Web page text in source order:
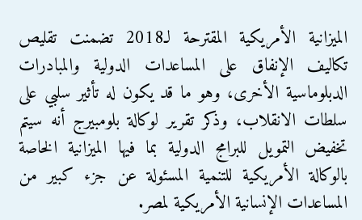
الميزانية الأمريكية المقترحة لـ2018 تضمنت تقليص
تكاليف الإنفاق على المساعدات الدولية والمبادرات
الدبلوماسية الأخرى، وهو ما قد يكون له تأثير سلبي على
سلطات الانقلاب، وذكر تقرير لوكالة بلومبيرج أنه سيتم
تخفيض التمويل للبرامج الدولية بما فيها الميزانية الخاصة
بالوكالة الأمريكية للتنمية المسئولة عن جزء كبير من
المساعدات الإنسانية الأمريكية لمصر.